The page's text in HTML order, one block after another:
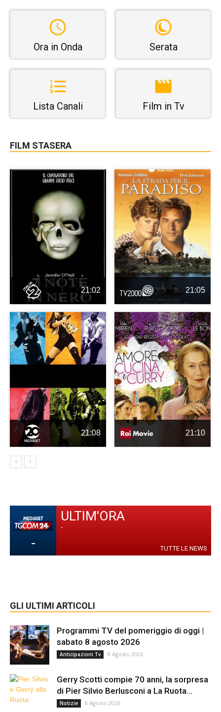
Ora in Onda Serata
Lista Canali Film in Tv
FILM STASERA
21:02 21:05
21:08 21:10
-
ULTIM'ORA
-
TUTTE LE NEWS
GLI ULTIMI ARTICOLI
Programmi TV del pomeriggio di oggi |
sabato 8 agosto 2026
Anticipazioni Tv 8 Agosto 2026
Gerry Scotti compie 70 anni, la sorpresa
di Pier Silvio Berlusconi a La Ruota...
Notizie 8 Agosto 2026